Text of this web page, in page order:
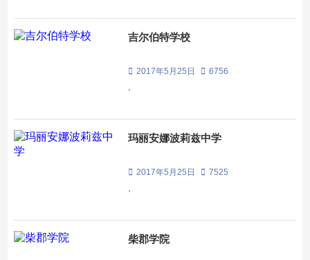
吉尔伯特学校
2017年5月25日 6756
玛丽安娜波莉兹中学
2017年5月25日 7525
柴郡学院